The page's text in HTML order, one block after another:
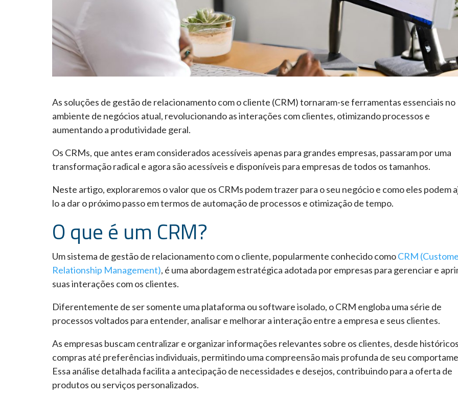
As soluções de gestão de relacionamento com o cliente (CRM) tornaram-se ferramentas essenciais no
ambiente de negócios atual, revolucionando as interações com clientes, otimizando processos e
aumentando a produtividade geral.
Os CRMs, que antes eram considerados acessíveis apenas para grandes empresas, passaram por uma
transformação radical e agora são acessíveis e disponíveis para empresas de todos os tamanhos.
Neste artigo, exploraremos o valor que os CRMs podem trazer para o seu negócio e como eles podem
lo a dar o próximo passo em termos de automação de processos e otimização de tempo.
O que é um CRM?
Um sistema de gestão de relacionamento com o cliente, popularmente conhecido comoCRM (
Relationship Management), é uma abordagem estratégica adotada por empresas para gerenciar e
suas interações com os clientes.
Diferentemente de ser somente uma plataforma ou software isolado, o CRM engloba uma série de
processos voltados para entender, analisar e melhorar a interação entre a empresa e seus clientes.
As empresas buscam centralizar e organizar informações relevantes sobre os clientes, desde
compras até preferências individuais, permitindo uma compreensão mais profunda de seu
Essa análise detalhada facilita a antecipação de necessidades e desejos, contribuindo para a oferta de
produtos ou serviços personalizados.